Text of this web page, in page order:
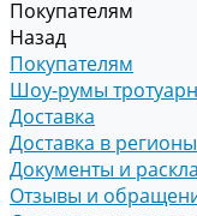
Покупателям
Назад
Покупателям
Шоу-румы
Доставка
Доставка в регионы
Документы и
Отзывы и